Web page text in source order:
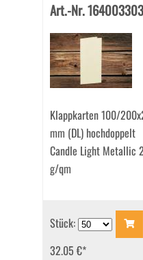
Art.-Nr. 164003303
Klappkarten 100/
mm (DL) hochdoppelt
Candle Light Metallic
g/qm
Stück:
32.05 €*